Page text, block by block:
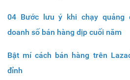
04 Bước lưu ý khi chạy quảng
doanh số bán hàng dịp cuối năm
Bật mí cách bán hàng trên
đỉnh